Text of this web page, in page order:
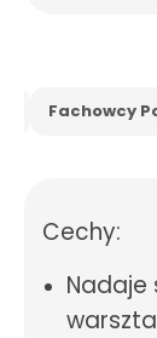
Fachowcy
Cechy:
Nadaje